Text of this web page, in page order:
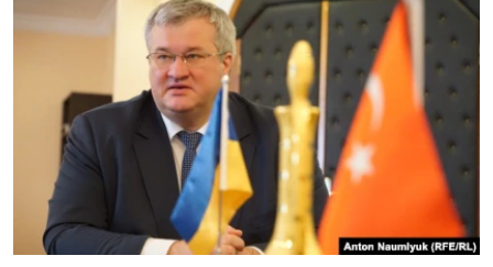
пошуку
СПЕЦПРОЕКТИ
ДЕПОРТАЦІЯ
ВІДЕОУРОКИ «ELIFBE»
СВІДЧЕННЯ ОКУПАЦІЇ
УКРАЇНСЬКА ПРОБЛЕМА КРИМУ
ЯК ОБІЙТИ БЛОКУВАННЯ
Русский
Qırımtatar